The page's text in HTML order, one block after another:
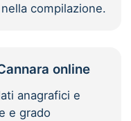
compilazione.
online
anagrafici e
e grado